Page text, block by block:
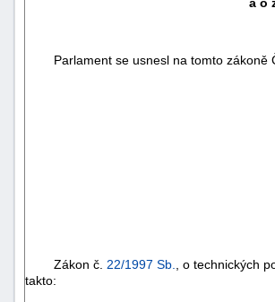
Parlament se usnesl na tomto zákoně
Zákon č. 22/1997 Sb. , o technických
takto: